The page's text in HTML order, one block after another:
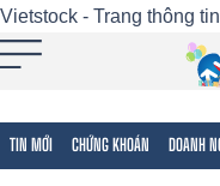
Vietstock - Trang thông
TIN MỚI CHỨNG KHOÁN DOANH
Tất cả Tính năng